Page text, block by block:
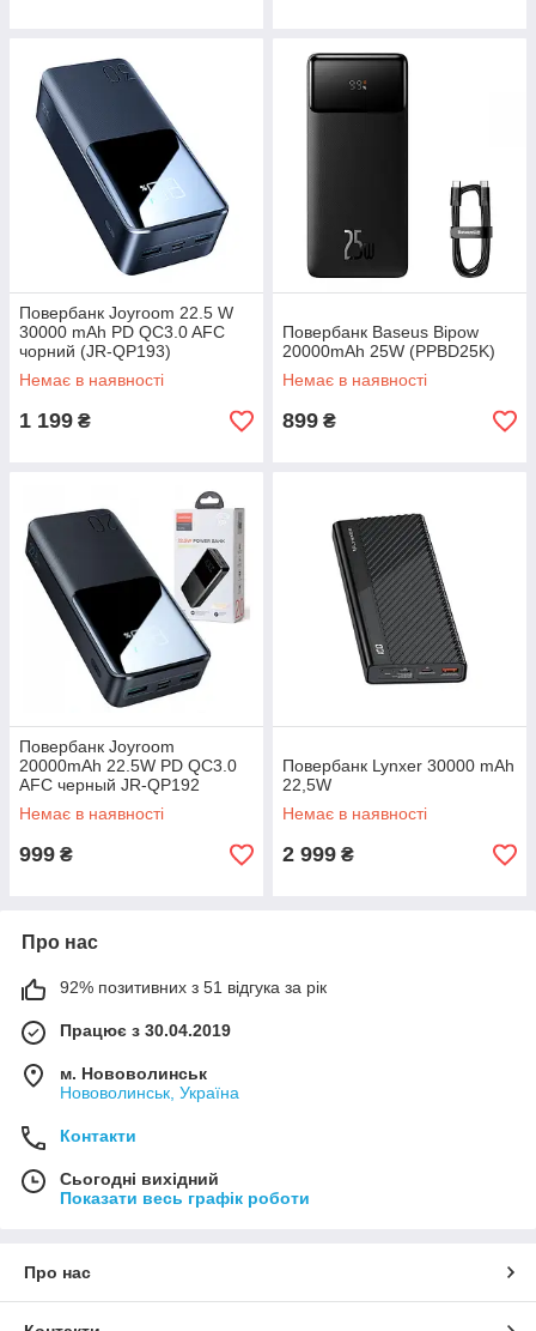
Повербанк Joyroom 22.5 W
30000 mAh PD QC3.0 AFC
чорний (JR-QP193)
Немає в наявності
1 199 ₴
Повербанк Baseus Bipow
20000mAh 25W (PPBD25K)
Немає в наявності
899 ₴
Повербанк Joyroom
20000mAh 22.5W PD QC3.0
AFC черный JR-QP192
Немає в наявності
999 ₴
Повербанк Lynxer 30000 mAh
22,5W
Немає в наявності
2 999 ₴
Про нас
92% позитивних з 51 відгука за рік
Працює з 30.04.2019
м. Нововолинськ
Нововолинськ, Україна
Контакти
Сьогодні вихідний
Показати весь графік роботи
Про нас